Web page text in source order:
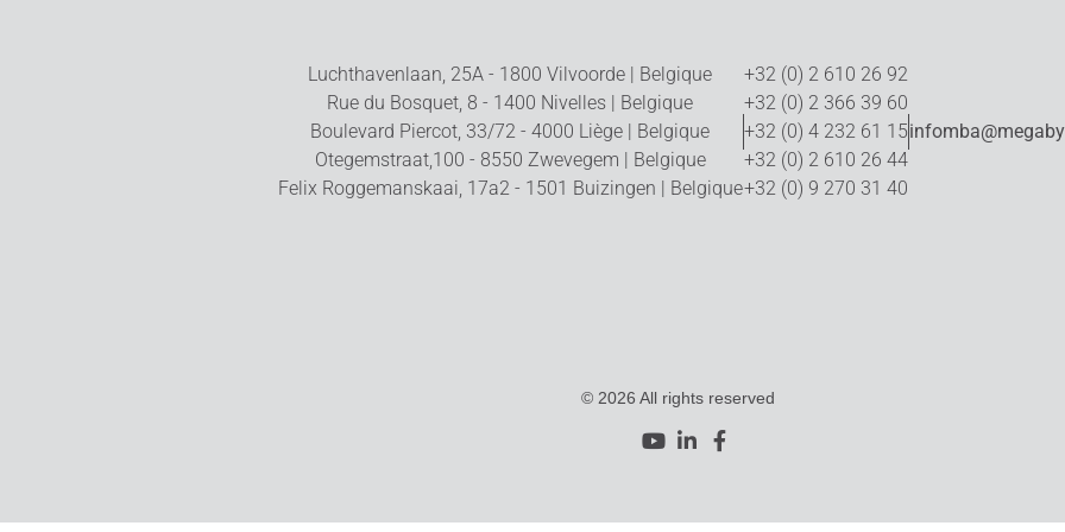
Luchthavenlaan, 25A - 1800 Vilvoorde | Belgique
Rue du Bosquet, 8 - 1400 Nivelles | Belgique
Boulevard Piercot, 33/72 - 4000 Liège | Belgique
Otegemstraat,100 - 8550 Zwevegem | Belgique
Felix Roggemanskaai, 17a2 - 1501 Buizingen | Belgique
+32 (0) 2 610 26 92
+32 (0) 2 366 39 60
+32 (0) 4 232 61 15
+32 (0) 2 610 26 44
+32 (0) 9 270 31 40
© 2026 All rights reserved